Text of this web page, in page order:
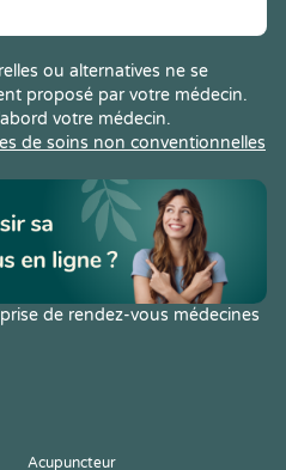
ou alternatives ne se
proposé par votre médecin.
votre médecin.
de soins non conventionnelles
de rendez-vous médecines
Acupuncteur